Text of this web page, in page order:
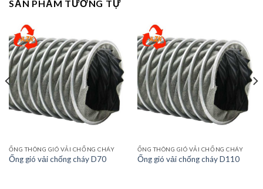
SẢN PHẨM TƯƠNG TỰ
ỐNG THÔNG GIÓ VẢI CHỐNG CHÁY
Ống gió vải chống cháy D70
ỐNG THÔNG GIÓ VẢI CHỐNG CHÁY
Ống gió vải chống cháy D110